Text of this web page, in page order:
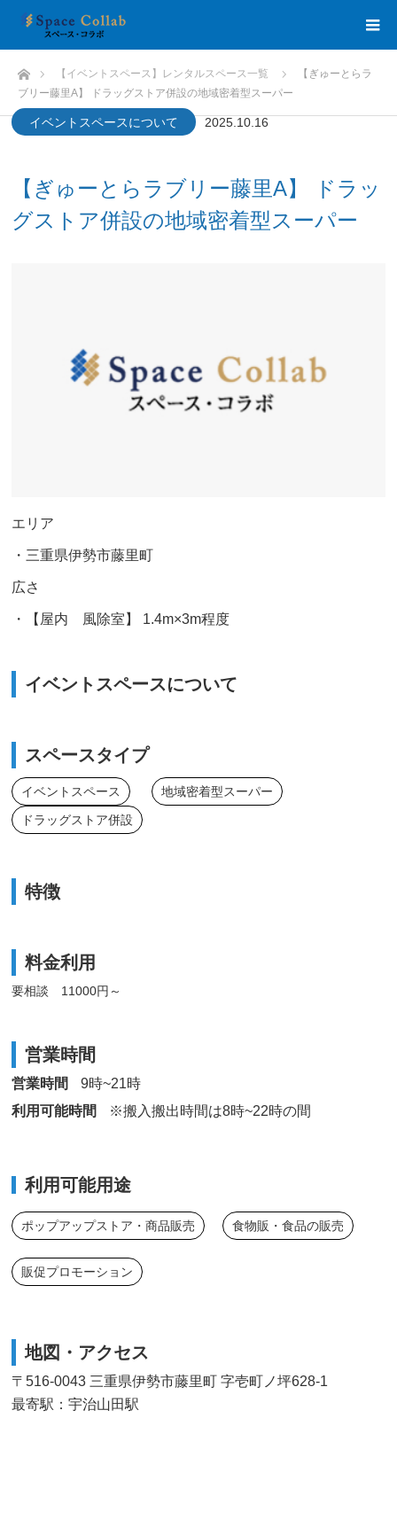
HOME 【イベントスペース】レンタルスペース一覧
【ぎゅーとらラ
ブリー藤里A】 ドラッグストア併設の地域密着型スーパー
イベントスペースについて 2025.10.16
【ぎゅーとらラブリー藤里A】 ドラッ
グストア併設の地域密着型スーパー
エリア
・三重県伊勢市藤里町
広さ
・【屋内 風除室】 1.4m×3m程度
イベントスペースについて
スペースタイプ
イベントスペース
地域密着型スーパー
ドラッグストア併設
特徴
料金利用
要相談 11000円～
営業時間
営業時間
9時~21時
利用可能時間
※搬入搬出時間は8時~22時の間
利用可能用途
ポップアップストア・商品販売 食物販・食品の販売
販促プロモーション
地図・アクセス
〒516-0043 三重県伊勢市藤里町 字壱町ノ坪628-1
最寄駅：宇治山田駅